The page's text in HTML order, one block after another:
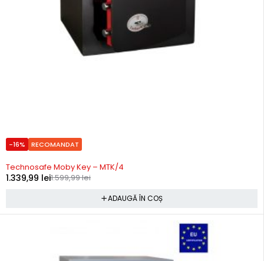
-16% RECOMANDAT
Precomanda
Technosafe Moby Key – MTK/4
1.599,99lei
1.339,99 lei
ADAUGĂ ÎN COȘ